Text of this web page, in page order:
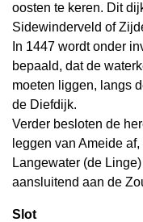
oosten te keren. Dit
Sidewinderveld of
In 1447 wordt onder
bepaald, dat de
moeten liggen, langs
de Diefdijk.
Verder besloten de
leggen van Ameide
Langewater (de
aansluitend aan de
Slot